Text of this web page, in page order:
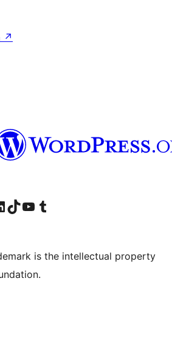
↗
account
our LinkedIn account
造訪我們的 TikTok 帳號Visit our YouTube channel
造訪我們的 Tumblr 帳號
is the intellectual property